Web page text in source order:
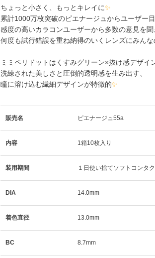
ちょっと小さく、もっとキレイに✨
累計1000万枚突破のピエナージュからユーザー
感度の高いカラコンユーザーから多数の意見を
何度も試行錯誤を重ね納得のいくレンズにみん
ミミペリドット はくすみグリーン×抜け感デザイ
洗練された美しさと圧倒的透明感を生み出す、
瞳に溶け込む繊細デザインが特徴的✨
販売名 ピエナージュ55a
内容 1箱10枚入り
装用期間 １日使い捨てソフトコンタ
DIA 14.0mm
着色直径 13.0mm
BC 8.7mm